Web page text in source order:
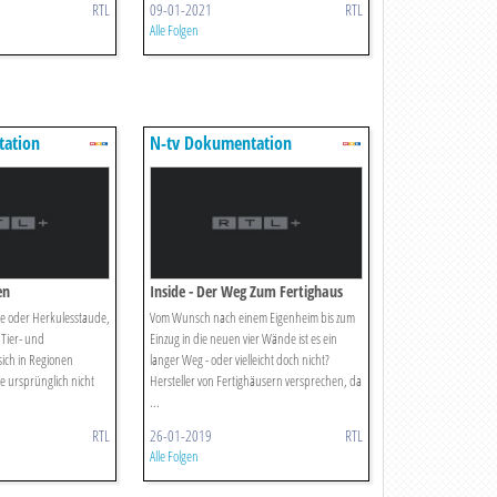
RTL 09-01-2021 RTL
Alle Folgen
oder Herkulesstaude,
und
in Regionen
ursprünglich nicht
RTL
N-tv Dokumentation
Inside - Der Weg Zum Fertighaus
Vom Wunsch nach einem Eigenheim bis zum
Einzug in die neuen vier Wände ist es ein
langer Weg - oder vielleicht doch nicht?
Hersteller von Fertighäusern versprechen, da
...
26-01-2019 RTL
Alle Folgen